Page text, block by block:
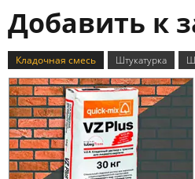
Добавить к
Кладочная смесь Штукатурка